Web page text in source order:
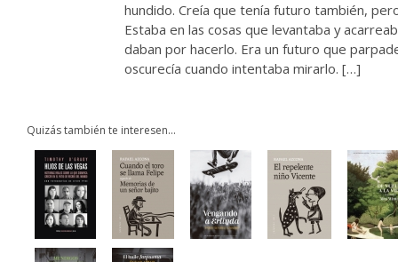
hundido. Creía que tenía futuro también,
Estaba en las cosas que levantaba y
daban por hacerlo. Era un futuro que
oscurecía cuando intentaba mirarlo. […]
Quizás también te interesen...